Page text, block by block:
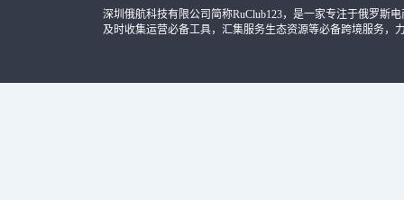
深圳俄航科技有限公司简称RuClub123，是一家专注于俄罗斯
及时收集运营必备工具，汇集服务生态资源等必备跨境服务，